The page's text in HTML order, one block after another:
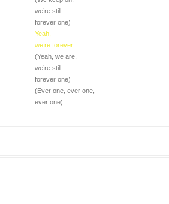
we’re still
forever one)
Yeah,
we’re forever
(Yeah, we are,
we’re still
forever one)
(Ever one, ever one,
ever one)